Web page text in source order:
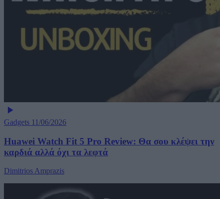
Gadgets 11/06/2026
Huawei Watch Fit 5 Pro Review: Θα σου κλέψει την
καρδιά αλλά όχι τα λεφτά
Dimitrios Amprazis